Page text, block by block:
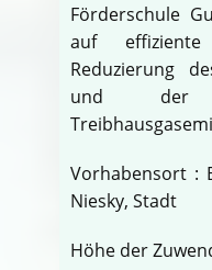
Förderschule
auf effiziente
Reduzierung
und der
Vorhabensort :
Niesky, Stadt
Höhe der